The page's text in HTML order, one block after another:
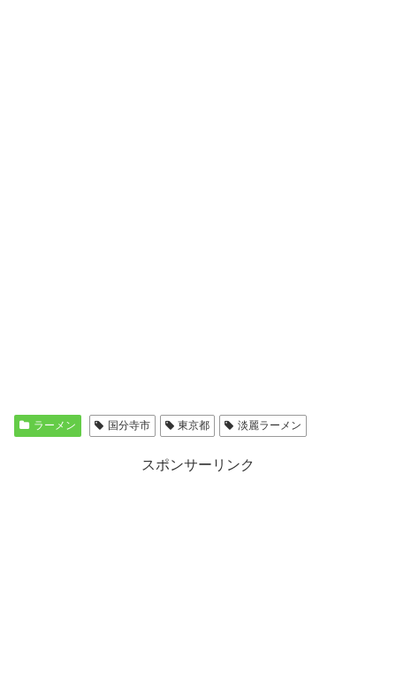
ラーメン 国分寺市 東京都 淡麗ラーメン
スポンサーリンク